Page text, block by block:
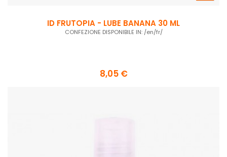
ID FRUTOPIA - LUBE BANANA 30 ML
CONFEZIONE DISPONIBILE IN: /en/fr/
8,05 €